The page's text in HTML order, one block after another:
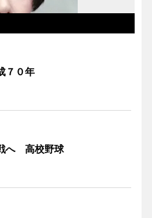
７０年
へ 高校野球